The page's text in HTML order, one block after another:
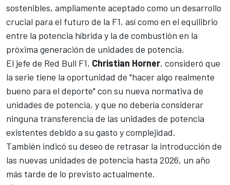
sostenibles, ampliamente aceptado como un desarrollo
crucial para el futuro de la F1, así como en el equilibrio
entre la potencia híbrida y la de combustión en la
próxima generación de unidades de potencia.
El jefe de Red Bull F1, Christian Horner, consideró que
la serie tiene la oportunidad de "hacer algo realmente
bueno para el deporte" con su nueva normativa de
unidades de potencia, y que no debería considerar
ninguna transferencia de las unidades de potencia
existentes debido a su gasto y complejidad.
También indicó su deseo de retrasar la introducción de
las nuevas unidades de potencia hasta 2026, un año
más tarde de lo previsto actualmente.